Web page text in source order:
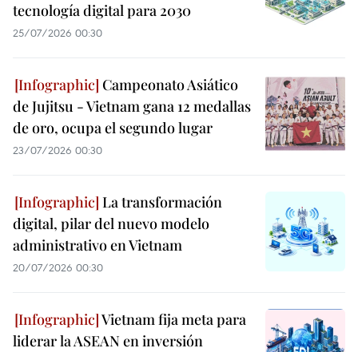
tecnología digital para 2030
25/07/2026 00:30
Campeonato Asiático
de Jujitsu - Vietnam gana 12 medallas
de oro, ocupa el segundo lugar
23/07/2026 00:30
La transformación
digital, pilar del nuevo modelo
administrativo en Vietnam
20/07/2026 00:30
Vietnam fija meta para
liderar la ASEAN en inversión